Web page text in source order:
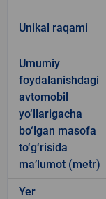
Unikal raqami
Umumiy
foydalanishdagi
avtomobil
yo‘llarigacha
bo‘lgan masofa
to‘g‘risida
ma’lumot (metr)
Yer